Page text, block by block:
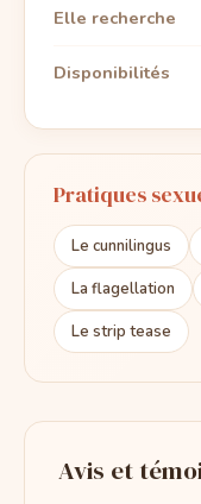
Elle recherche
Disponibilités
Pratiques
Le cunnilingus
La flagellation
Le strip tease
Avis et